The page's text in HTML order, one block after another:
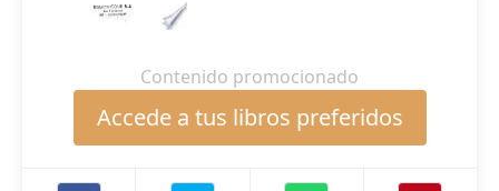
Contenido promocionado
Accede a tus libros preferidos